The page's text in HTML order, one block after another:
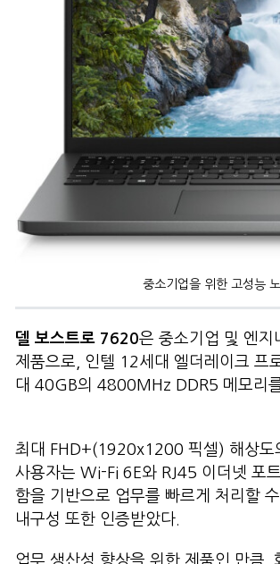
중소기업을 위한 고성능
델 보스트로 7620은 중소기업 및 엔지
제품으로, 인텔 12세대 엘더레이크
대 40GB의 4800MHz DDR5 메모리
최대 FHD+(1920x1200 픽셀) 해상도
사용자는 Wi-Fi 6E와 RJ45 이더넷 포
함을 기반으로 업무를 빠르게 처리할
내구성 또한 인증받았다.
업무 생산성 향상을 위한 제품인 만큼,